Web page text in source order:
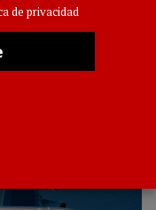
vuelve
de privacidad